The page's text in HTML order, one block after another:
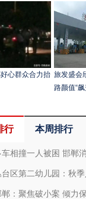
心群众合力抬 旅发盛会
路颜值“
行 本周排行
车相撞一人被困 邯郸
台区第二幼儿园：秋
郸：聚焦破小案 倾力